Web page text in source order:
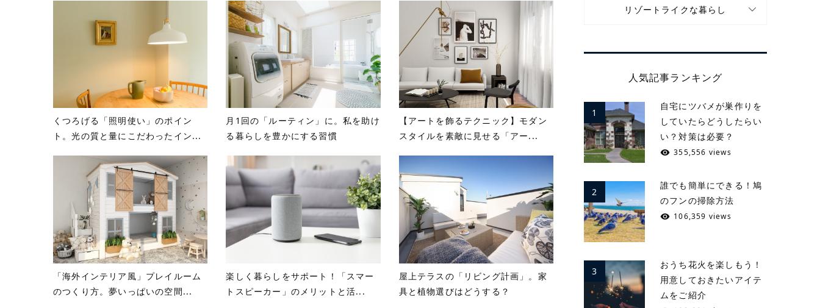
くつろげる「照明使い」のポイン
ト。光の質と量にこだわったイン...
月1回の「ルーティン」に。私を助け
る暮らしを豊かにする習慣
【アートを飾るテクニック】モダン
スタイルを素敵に見せる「アー...
「海外インテリア風」プレイルーム
のつくり方。夢いっぱいの空間...
楽しく暮らしをサポート！「スマー
トスピーカー」のメリットと活...
屋上テラスの「リビング計画」。家
具と植物選びはどうする？
リゾートライクな暮らし
人気記事ランキング
1
自宅にツバメが巣作りを
していたらどうしたらい
い？対策は必要？
355,556 views
2
誰でも簡単にできる！鳩
のフンの掃除方法
106,359 views
3
おうち花火を楽しもう！
用意しておきたいアイテ
ムをご紹介